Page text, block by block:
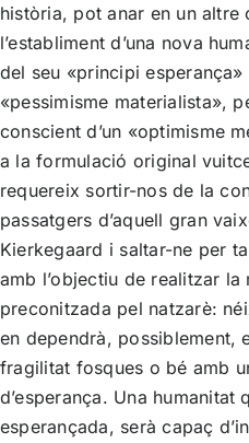
història, pot anar en un
l’establiment d’una nova
del seu «principi
«pessimisme materialista»,
conscient d’un «optimisme
a la formulació original
requereix sortir-nos de la
passatgers d’aquell gran
Kierkegaard i saltar-ne per
amb l’objectiu de realitzar
preconitzada pel natzarè:
en dependrà, possiblement,
fragilitat fosques o bé amb
d’esperança. Una humanitat
esperançada, serà capaç